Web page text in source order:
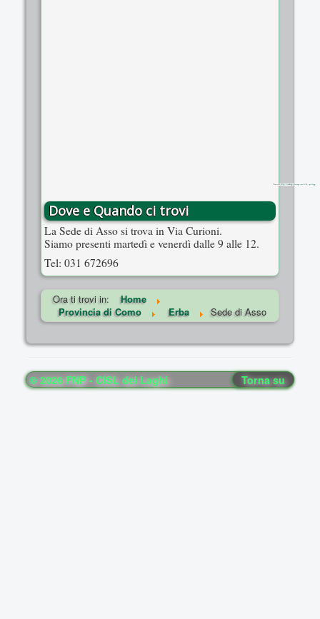
Powered by https://embedgooglemaps.com/it/ & spelstopp
Dove e Quando ci trovi
La Sede di Asso si trova in Via Curioni.
Siamo presenti martedì e venerdì dalle 9 alle 12.
Tel: 031 672696
Ora ti trovi in:
Home
Provincia di Como
Erba Sede di Asso
Torna su
© 2026 FNP - CISL dei Laghi